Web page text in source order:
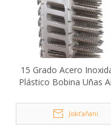
15 Grado Acero
Plástico Bobina Uñas
Jiskt’añani